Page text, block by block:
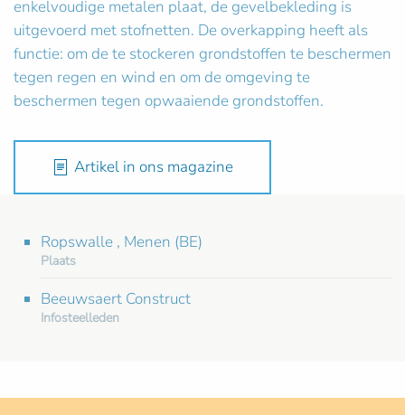
enkelvoudige metalen plaat, de gevelbekleding is
uitgevoerd met stofnetten. De overkapping heeft als
functie: om de te stockeren grondstoffen te beschermen
tegen regen en wind en om de omgeving te
beschermen tegen opwaaiende grondstoffen.
Artikel in ons magazine
Ropswalle , Menen (BE)
Plaats
Beeuwsaert Construct
Infosteelleden